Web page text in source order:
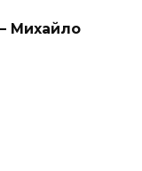
Михайло